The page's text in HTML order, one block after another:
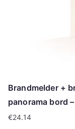
Brandmelder +
panorama bord
€24.14